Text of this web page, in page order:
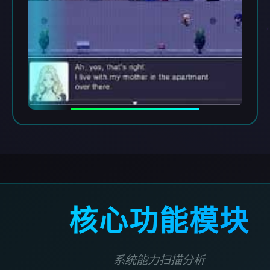
核心功能模块
系统能力扫描分析